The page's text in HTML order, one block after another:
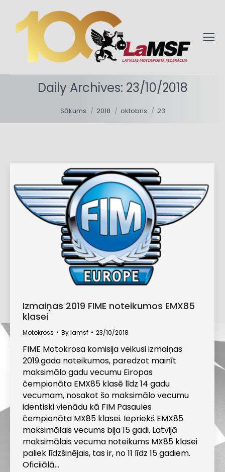
Daily Archives: 23/10/2018
Sākums 2018 oktobris 23
Izmaiņas 2019 FIME noteikumos EMX85
klasei
Motokross Bylamsf 23/10/2018
FIME Motokrosa komisija veikusi izmaiņas
2019.gada noteikumos, paredzot mainīt
maksimālo gadu vecumu Eiropas
čempionāta EMX85 klasē līdz 14 gadu
vecumam, nosakot šo maksimālo vecumu
identiski vienādu kā FIM Pasaules
čempionāta MX85 klasei. Iepriekš EMX85
maksimālais vecums bija 15 gadi. Latvijā
maksimālais vecuma noteikums MX85 klasei
paliek līdzšinējais, tas ir, no 11 līdz 15 gadiem.
Oficiiālā…